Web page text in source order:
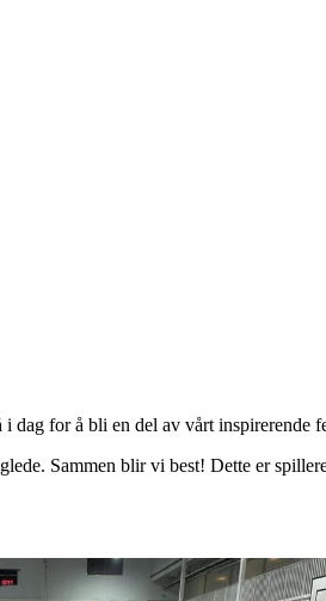
dag for å bli en del av vårt inspirerende
Sammen blir vi best! Dette er